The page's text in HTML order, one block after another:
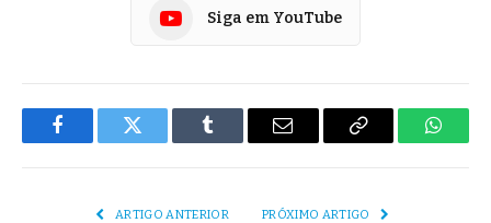
Siga em YouTube
FacebookTwitter Tumblr
E-
Copiar
ARTIGO ANTERIOR PRÓXIMO ARTIGO